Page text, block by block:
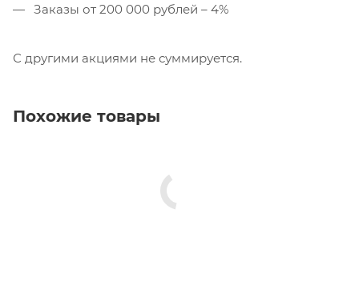
Заказы от 200 000 рублей – 4%
С другими акциями не суммируется.
Похожие товары